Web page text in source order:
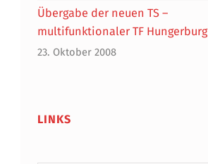
Übergabe der neuen TS –
multifunktionaler TF Hungerburg
23. Oktober 2008
LINKS